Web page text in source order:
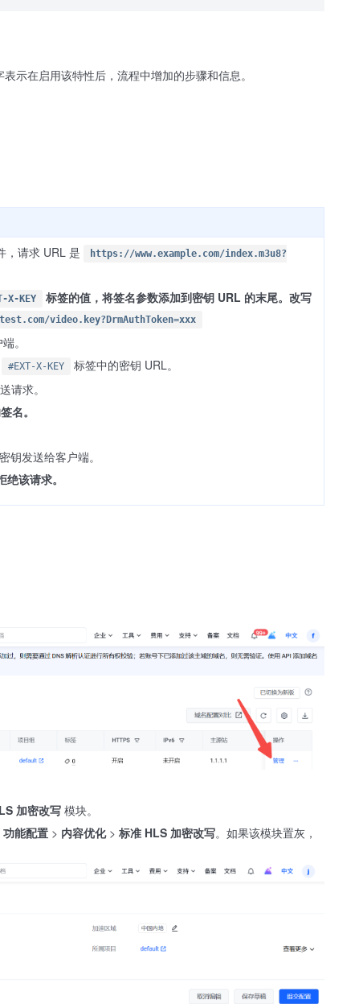
示在启用该特性后，流程中增加的步骤和信息。
，请求 URL 是
https://www.example.com/index.m3u8?
X-KEY
标签的值，将签名参数添加到密钥 URL 的末尾。改写
video.key?DrmAuthToken=xxx
。
#EXT-X-KEY
标签中的密钥 URL。
请求。
名。
钥发送给客户端。
该请求。
加密改写模块。
功能配置 > 内容优化> 标准 HLS 加密改写。如果该模块置灰，